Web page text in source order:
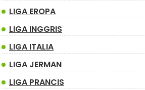
LIGA EROPA
LIGA INGGRIS
LIGA ITALIA
LIGA JERMAN
LIGA PRANCIS